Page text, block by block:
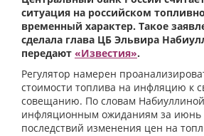
ситуация на российском
временный характер. Такое
сделала глава ЦБ Эльвира
передают «Известия».
Регулятор намерен
стоимости топлива на инфляцию к
совещанию. По словам
инфляционным ожиданиям за
последствий изменения цен на